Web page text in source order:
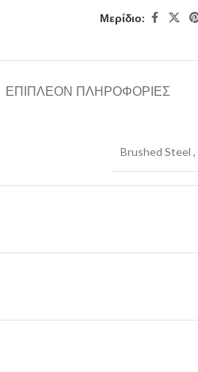
Μερίδιο:
ΕΠΙΠΛΈΟΝ ΠΛΗΡΟΦΟΡΊΕΣ
Brushed Steel ,